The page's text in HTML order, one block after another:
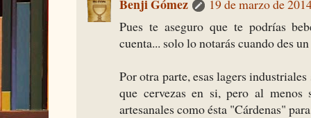
Benji Gómez
19 de marzo de
Pues te aseguro que te podrías
cuenta... solo lo notarás cuando des
Por otra parte, esas lagers
que cervezas en si, pero al menos
artesanales como ésta "Cárdenas"